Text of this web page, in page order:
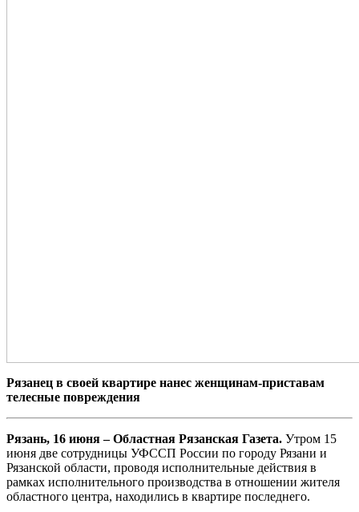
Рязанец в своей квартире нанес женщинам-приставам
телесные повреждения
Рязань, 16 июня – Областная Рязанская Газета. Утром 15
июня две сотрудницы УФССП России по городу Рязани и
Рязанской области, проводя исполнительные действия в
рамках исполнительного производства в отношении жителя
областного центра, находились в квартире последнего.